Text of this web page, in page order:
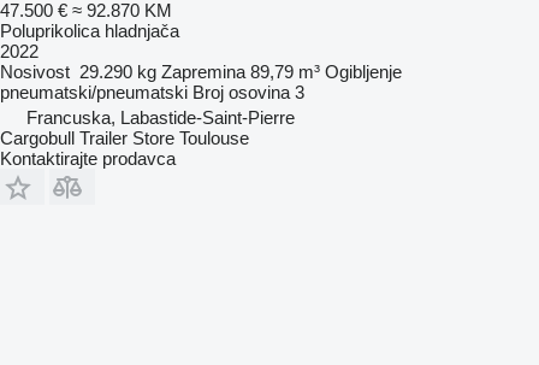
47.500 € ≈ 92.870 KM
Poluprikolica hladnjača
2022
Nosivost 29.290 kg Zapremina 89,79 m³ Ogibljenje
pneumatski/pneumatski Broj osovina 3
Francuska, Labastide-Saint-Pierre
Cargobull Trailer Store Toulouse
Kontaktirajte prodavca